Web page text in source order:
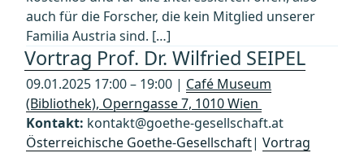
auch für die Forscher, die kein Mitglied unserer
Familia Austria sind. […]
Vortrag Prof. Dr. Wilfried SEIPEL
09.01.2025 17:00 – 19:00 | Café Museum
(Bibliothek), Operngasse 7, 1010 Wien
Kontakt: kontakt@goethe-gesellschaft.at
Österreichische Goethe-Gesellschaft| Vortrag